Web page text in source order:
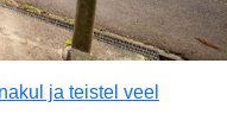
ja teistel veel